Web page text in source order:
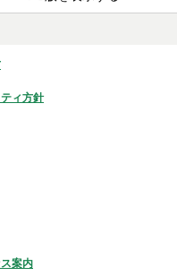
ィ方針
案内